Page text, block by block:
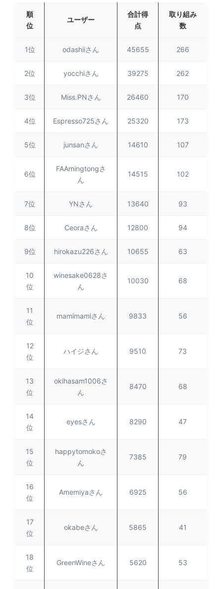
順
位
ユーザー
合計得
点
取り組み
数
1位 odashiiさん 45655 266
2位 yocchiさん 39275 262
3位 Miss.PNさん 26460 170
4位 Espresso725さん 25320 173
5位 junsanさん 14610 107
6位
FAAmingtongさ
ん
14515 102
7位 YNさん 13640 93
8位 Ceoraさん 12800 94
9位 hirokazu226さん 10655 63
10
位
winesake0628さ
ん
10030 68
11
位
mamimamiさん 9833 56
12
位
ハイジさん 9510 73
13
位
okihasam1006さ
ん
8470 68
14
位
eyesさん 8290 47
15
位
happytomokoさ
ん
7385 79
16
位
Amemiyaさん 6925 56
17
位
okabeさん 5865 41
18
位
GreenWineさん 5620 53